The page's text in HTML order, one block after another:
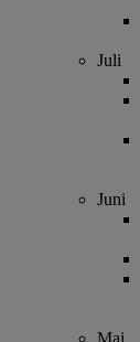
Juli
Juni
Maj